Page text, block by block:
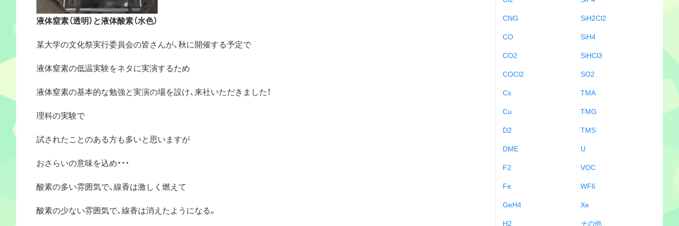
液体窒素（透明）と液体酸素（水色）
某大学の文化祭実行委員会の皆さんが、秋に開催する予定で
液体窒素の低温実験をネタに実演するため
液体窒素の基本的な勉強と実演の場を設け、来社いただきました！
理科の実験で
試されたことのある方も多いと思いますが
おさらいの意味を込め・・・
酸素の多い雰囲気で、線香は激しく燃えて
酸素の少ない雰囲気で、線香は消えたようになる。
CNG
CO
CO2
COCl2
Cs
Cu
D2
DME
F2
Fe
GeH4
H2
SiH2Cl2
SiH4
SiHCl3
SO2
TMA
TMG
TMS
U
VOC
WF6
Xe
その他